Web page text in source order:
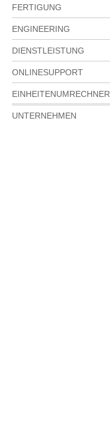
FERTIGUNG
ENGINEERING
DIENSTLEISTUNG
ONLINESUPPORT
EINHEITENUMRECHNER
UNTERNEHMEN